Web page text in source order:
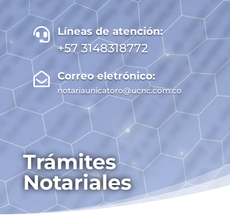
 Líneas de atención:
+57 3148318772
 Correo eletrónico:
notariaunicatoro@ucnc.com.co
Trámites
Notariales